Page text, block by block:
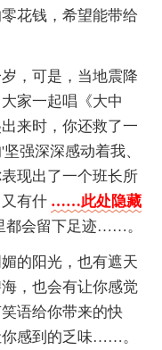
花钱，希望能带给
，可是，当地震降
家一起唱《大中
来时，你还救了一
强深深感动着我、
现出了一个班长所
有什 ……此处隐藏
都会留下足迹……。
的阳光，也有遮天
，也会有让你感觉
语给你带来的快
你感到的乏味……。